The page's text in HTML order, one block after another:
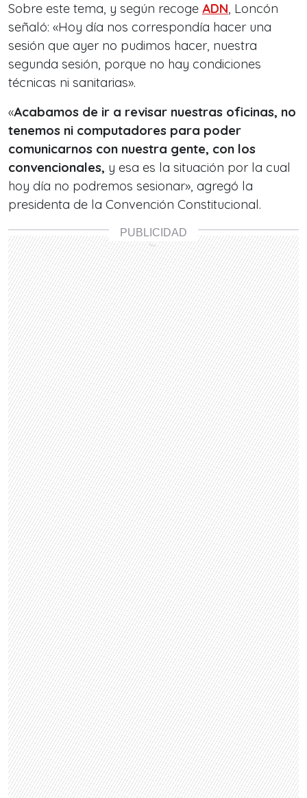
Sobre este tema, y según recoge ADN, Loncón
señaló: «Hoy día nos correspondía hacer una
sesión que ayer no pudimos hacer, nuestra
segunda sesión, porque no hay condiciones
técnicas ni sanitarias».
«Acabamos de ir a revisar nuestras oficinas, no
tenemos ni computadores para poder
comunicarnos con nuestra gente, con los
convencionales, y esa es la situación por la cual
hoy día no podremos sesionar», agregó la
presidenta de la Convención Constitucional.